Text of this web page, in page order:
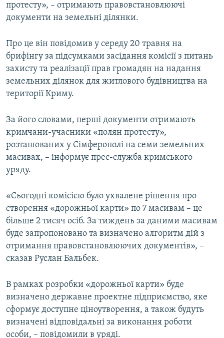
протесту», – отримають правовстановлюючі
документи на земельні ділянки.
Про це він повідомив у середу 20 травня на
брифінгу за підсумками засідання комісії з питань
захисту та реалізації прав громадян на надання
земельних ділянок для житлового будівництва на
території Криму.
За його словами, перші документи отримають
кримчани-учасники «полян протесту»,
розташованих у Сімферополі на семи земельних
масивах, – інформує прес-служба кримського
уряду.
«Сьогодні комісією було ухвалене рішення про
створення «дорожньої карти» по 7 масивам – це
більше 2 тисяч осіб. За тиждень за даними масивам
буде запропоновано та визначено алгоритм дій з
отримання правовстановлюючих документів», –
сказав Руслан Бальбек.
В рамках розробки «дорожньої карти» буде
визначено державне проектне підприємство, яке
сформує доступне ціноутворення, а також будуть
визначені відповідальні за виконання роботи
особи, – повідомили в уряді.